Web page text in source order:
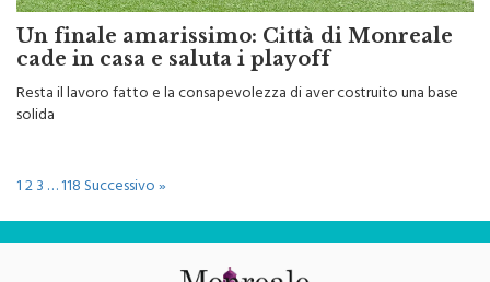
Un finale amarissimo: Città di Monreale
cade in casa e saluta i playoff
123…118Successivo »